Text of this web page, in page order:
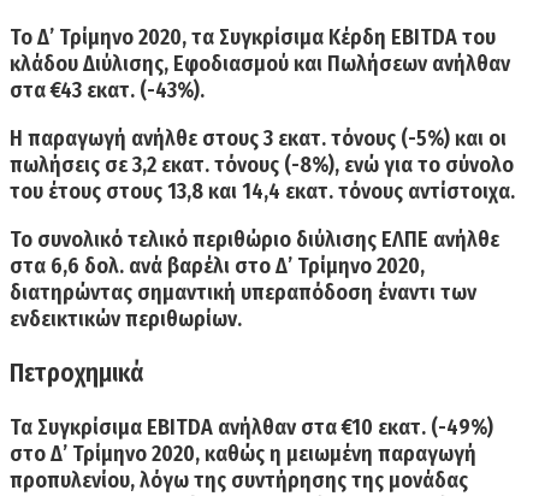
Το Δ’ Τρίμηνο 2020, τα Συγκρίσιμα Κέρδη EBITDA του
κλάδου Διύλισης, Εφοδιασμού και Πωλήσεων ανήλθαν
στα €43 εκατ. (-43%). ­
Η παραγωγή ανήλθε στους 3 εκατ. τόνους (-5%) και οι
πωλήσεις σε 3,2 εκατ. τόνους (-8%), ενώ για το σύνολο
του έτους στους 13,8 και 14,4 εκατ. τόνους αντίστοιχα. ­
Το συνολικό τελικό περιθώριο διύλισης ΕΛΠΕ ανήλθε
στα 6,6 δολ. ανά βαρέλι στο Δ’ Τρίμηνο 2020,
διατηρώντας σημαντική υπεραπόδοση έναντι των
ενδεικτικών περιθωρίων.
Πετροχημικά ­
Τα Συγκρίσιμα EBITDA ανήλθαν στα €10 εκατ. (-49%)
στο Δ’ Τρίμηνο 2020, καθώς η μειωμένη παραγωγή
προπυλενίου, λόγω της συντήρησης της μονάδας